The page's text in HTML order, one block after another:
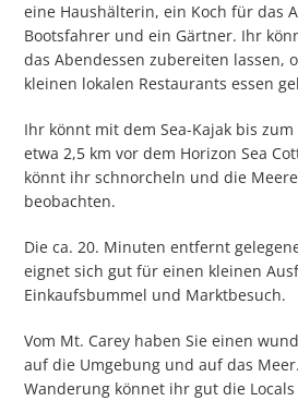
eine Haushälterin, ein Koch für das
Bootsfahrer und ein Gärtner. Ihr
das Abendessen zubereiten lassen,
kleinen lokalen Restaurants essen
Ihr könnt mit dem Sea-Kajak bis
etwa 2,5 km vor dem Horizon Sea
könnt ihr schnorcheln und die
beobachten.
Die ca. 20. Minuten entfernt
eignet sich gut für einen kleinen
Einkaufsbummel und Marktbesuch.
Vom Mt. Carey haben Sie einen
auf die Umgebung und auf das
Wanderung könnet ihr gut die